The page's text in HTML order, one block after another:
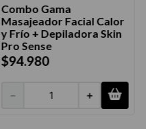
Combo Gama
Masajeador Facial Calor
y Frío + Depiladora Skin
Pro Sense
$94.980
＋
－